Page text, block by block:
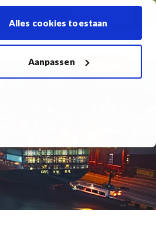
Alles cookies toestaan
Aanpassen Offerte